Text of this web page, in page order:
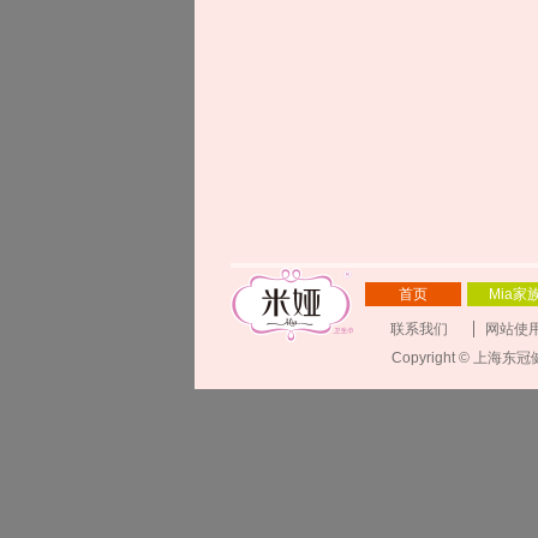
首页 Mia家
联系我们
网站使
Copyright © 上海东冠